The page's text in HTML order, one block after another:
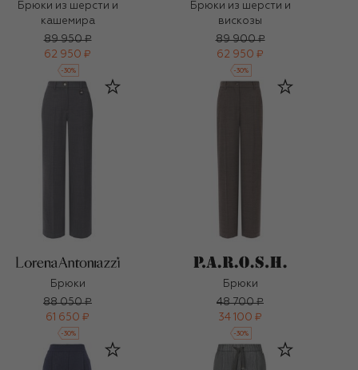
Брюки из шерсти и
кашемира
89 950 ₽
62 950 ₽
-30%
Брюки из шерсти и
вискозы
89 900 ₽
62 950 ₽
-30%
Брюки
88 050 ₽
61 650 ₽
-30%
Брюки
48 700 ₽
34 100 ₽
-30%